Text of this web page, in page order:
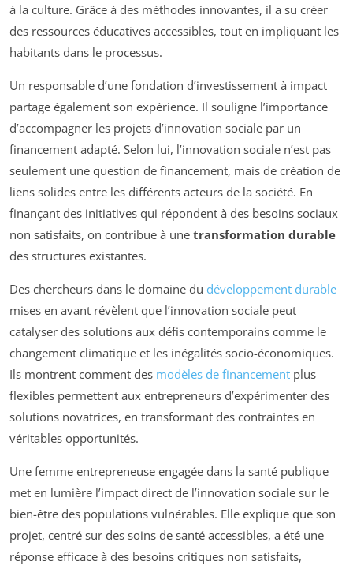
à la culture. Grâce à des méthodes innovantes, il a su créer
des ressources éducatives accessibles, tout en impliquant les
habitants dans le processus.
Un responsable d’une fondation d’investissement à impact
partage également son expérience. Il souligne l’importance
d’accompagner les projets d’innovation sociale par un
financement adapté. Selon lui, l’innovation sociale n’est pas
seulement une question de financement, mais de création de
liens solides entre les différents acteurs de la société. En
finançant des initiatives qui répondent à des besoins sociaux
non satisfaits, on contribue à une transformation durable
des structures existantes.
Des chercheurs dans le domaine du développement durable
mises en avant révèlent que l’innovation sociale peut
catalyser des solutions aux défis contemporains comme le
changement climatique et les inégalités socio-économiques.
Ils montrent comment des modèles de financement plus
flexibles permettent aux entrepreneurs d’expérimenter des
solutions novatrices, en transformant des contraintes en
véritables opportunités.
Une femme entrepreneuse engagée dans la santé publique
met en lumière l’impact direct de l’innovation sociale sur le
bien-être des populations vulnérables. Elle explique que son
projet, centré sur des soins de santé accessibles, a été une
réponse efficace à des besoins critiques non satisfaits,